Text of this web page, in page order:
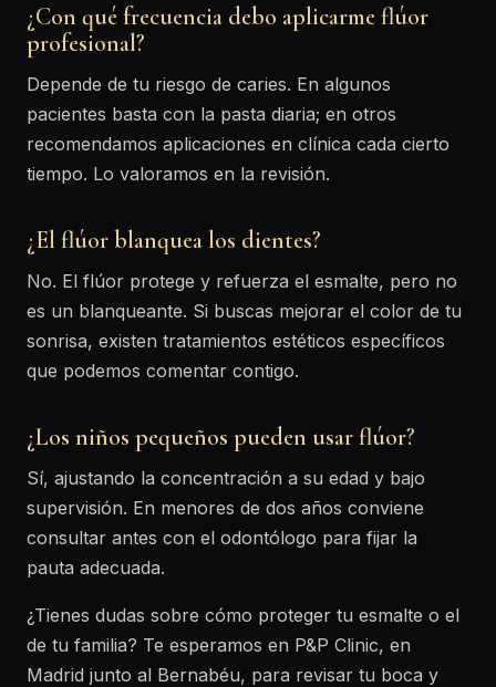
¿Con qué frecuencia debo aplicarme flúor
profesional?
Depende de tu riesgo de caries. En algunos
pacientes basta con la pasta diaria; en otros
recomendamos aplicaciones en clínica cada cierto
tiempo. Lo valoramos en la revisión.
¿El flúor blanquea los dientes?
No. El flúor protege y refuerza el esmalte, pero no
es un blanqueante. Si buscas mejorar el color de tu
sonrisa, existen tratamientos estéticos específicos
que podemos comentar contigo.
¿Los niños pequeños pueden usar flúor?
Sí, ajustando la concentración a su edad y bajo
supervisión. En menores de dos años conviene
consultar antes con el odontólogo para fijar la
pauta adecuada.
¿Tienes dudas sobre cómo proteger tu esmalte o el
de tu familia? Te esperamos en P&P Clinic, en
Madrid junto al Bernabéu, para revisar tu boca y